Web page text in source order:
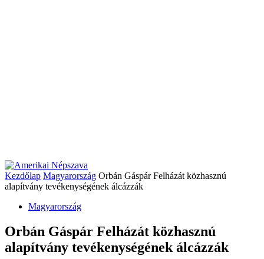
Kezdőlap Magyarország Orbán Gáspár Felházát közhasznú
alapítvány tevékenységének álcázzák
Magyarország
Orbán Gáspár Felházát közhasznú
alapítvány tevékenységének álcázzák